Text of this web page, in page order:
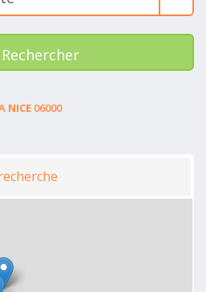
Rechercher
NICE 06000